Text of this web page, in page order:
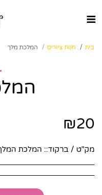
בית חנות ציורים המלכת מלך
₪20
מק"ט / ברקוד:: המלכת